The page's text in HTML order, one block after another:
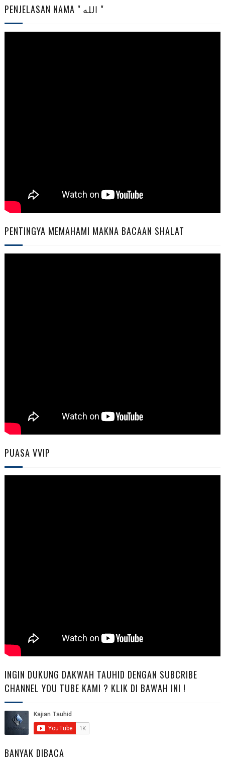
PENJELASAN NAMA " الله "
PENTINGYA MEMAHAMI MAKNA BACAAN SHALAT
PUASA VVIP
INGIN DUKUNG DAKWAH TAUHID DENGAN SUBCRIBE
CHANNEL YOU TUBE KAMI ? KLIK DI BAWAH INI !
BANYAK DIBACA